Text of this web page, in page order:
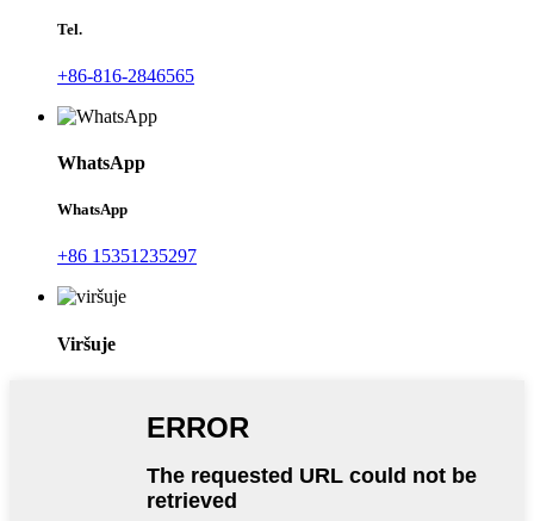
Tel.
+86-816-2846565
WhatsApp
WhatsApp
+86 15351235297
Viršuje